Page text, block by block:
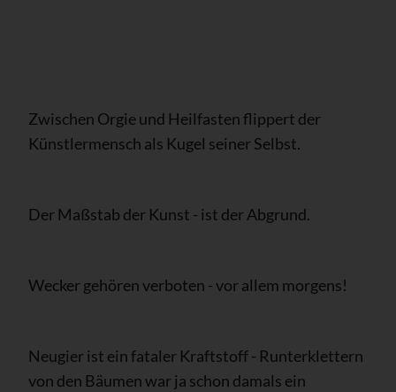
Zwischen Orgie und Heilfasten flippert der
Künstlermensch als Kugel seiner Selbst.
Der Maßstab der Kunst - ist der Abgrund.
Wecker gehören verboten - vor allem morgens!
Neugier ist ein fataler Kraftstoff - Runterklettern
von den Bäumen war ja schon damals ein